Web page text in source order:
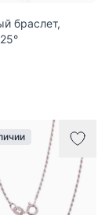
браслет,